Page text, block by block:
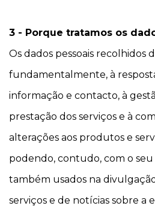
3 - Porque tratamos os
Os dados pessoais recolhidos
fundamentalmente, à
informação e contacto, à
prestação dos serviços e à
alterações aos produtos e
podendo, contudo, com o
também usados na
serviços e de notícias sobre a